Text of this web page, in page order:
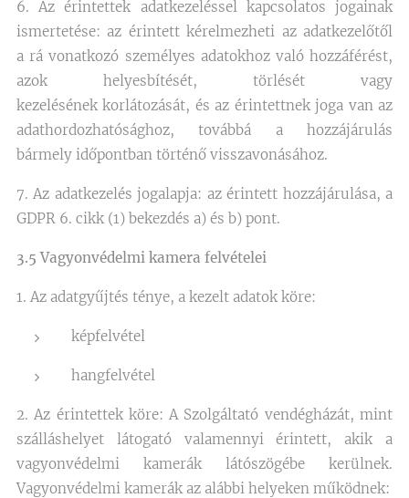
6. Az érintettek adatkezeléssel kapcsolatos jogainak
ismertetése: az érintett kérelmezheti az adatkezelőtől
a rá vonatkozó személyes adatokhoz való hozzáférést,
azok helyesbítését, törlését vagy
kezelésének korlátozását, és az érintettnek joga van az
adathordozhatósághoz, továbbá a hozzájárulás
bármely időpontban történő visszavonásához.
7. Az adatkezelés jogalapja: az érintett hozzájárulása, a
GDPR 6. cikk (1) bekezdés a) és b) pont.
3.5 Vagyonvédelmi kamera felvételei
1. Az adatgyűjtés ténye, a kezelt adatok köre:
képfelvétel
hangfelvétel
2. Az érintettek köre: A Szolgáltató vendégházát, mint
szálláshelyet látogató valamennyi érintett, akik a
vagyonvédelmi kamerák látószögébe kerülnek.
Vagyonvédelmi kamerák az alábbi helyeken működnek: